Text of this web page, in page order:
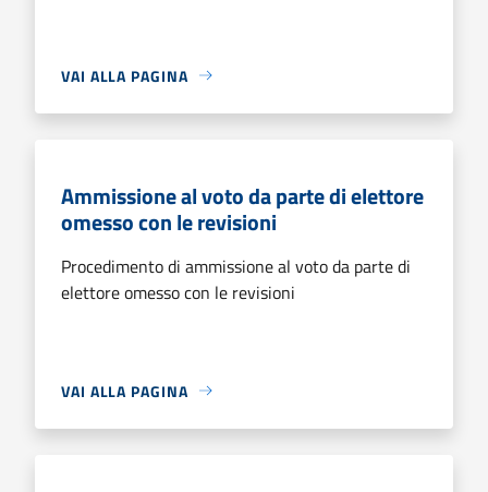
VAI ALLA PAGINA
Ammissione al voto da parte di elettore
omesso con le revisioni
Procedimento di ammissione al voto da parte di
elettore omesso con le revisioni
VAI ALLA PAGINA